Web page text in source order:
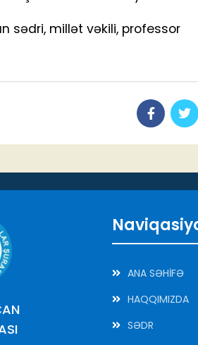
sədri, millət vəkili,
ANA SƏHİFƏ
HAQQIMIZDA
SƏDR